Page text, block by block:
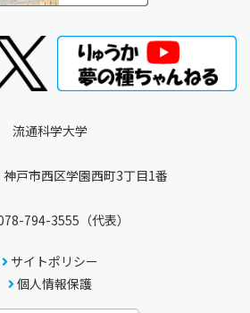
流通科学大学
戸市西区学園西町3丁目1番
794-3555 （代表）
サイトポリシー
個人情報保護